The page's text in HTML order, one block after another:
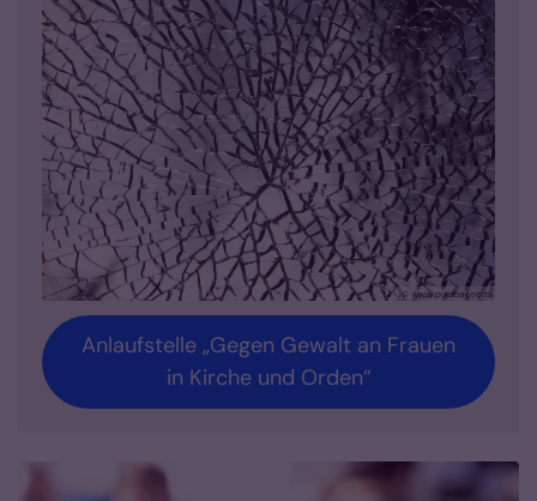
© www.pixabay.com
Anlaufstelle „Gegen Gewalt an Frauen
in Kirche und Orden“